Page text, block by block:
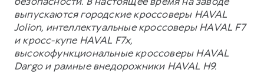
выпускаются городские кроссоверы HAVAL
Jolion, интеллектуальные кроссоверы HAVAL F7
и кросс-купе HAVAL F7x,
высокофункциональные кроссоверы HAVAL
Dargo и рамные внедорожники HAVAL H9.